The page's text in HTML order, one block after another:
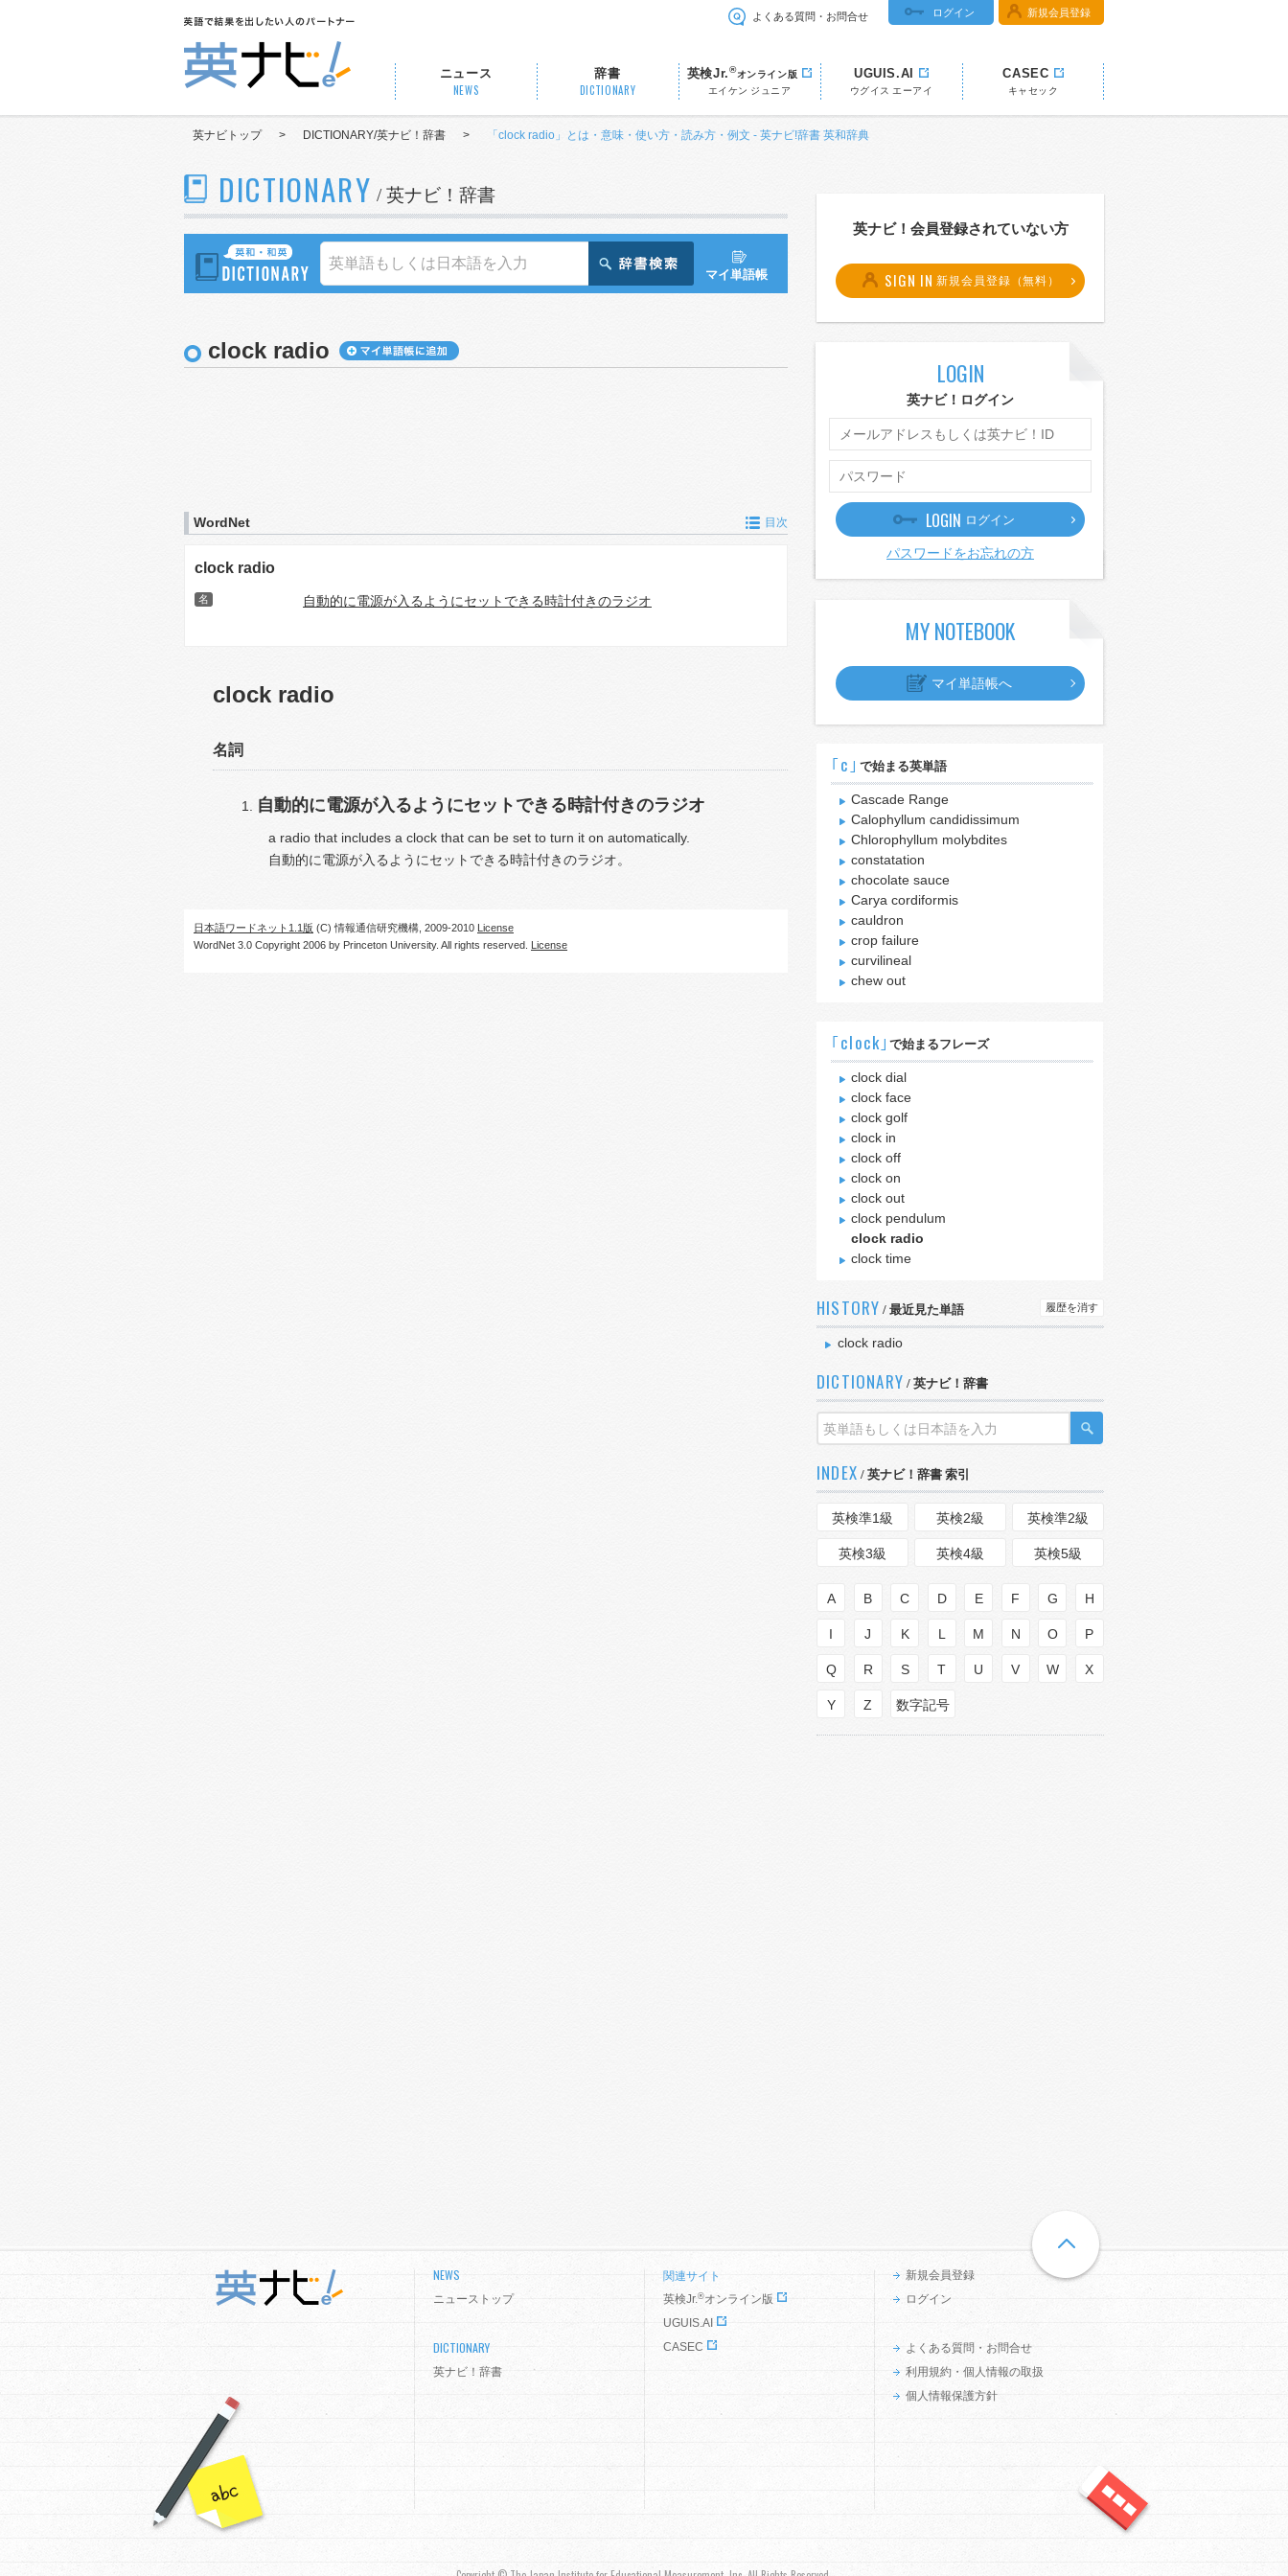
よくある質問・お問合せ ログイン 新規会員登録
ニュース
NEWS
辞書
DICTIONARY
英検Jr.®オンライン版
エイケン ジュニア
UGUIS.AI
ウグイス エーアイ
CASEC
キャセック
英ナビトップ > DICTIONARY/英ナビ！辞書 > 「clock radio」とは・意味・使い方・読み方・例文 - 英ナビ!辞書 英和辞典
DICTIONARY / 英ナビ！辞書
マイ単語帳
clock radio
WordNet 目次
clock radio
名 自動的に電源が入るようにセットできる時計付きのラジオ
clock radio
名詞
自動的に電源が入るようにセットできる時計付きのラジオ
a radio that includes a clock that can be set to turn it on automatically.
自動的に電源が入るようにセットできる時計付きのラジオ。
日本語ワードネット1.1版 (C) 情報通信研究機構, 2009-2010 License
WordNet 3.0 Copyright 2006 by Princeton University. All rights reserved. License
英ナビ！会員登録されていない方
SIGN IN 新規会員登録（無料）
LOGIN
英ナビ！ログイン
LOGIN ログイン
パスワードをお忘れの方
MY NOTEBOOK
マイ単語帳へ
｢c｣ で始まる英単語
Cascade Range
Calophyllum candidissimum
Chlorophyllum molybdites
constatation
chocolate sauce
Carya cordiformis
cauldron
crop failure
curvilineal
chew out
｢clock｣で始まるフレーズ
clock dial
clock face
clock golf
clock in
clock off
clock on
clock out
clock pendulum
clock radio
clock time
HISTORY / 最近見た単語 履歴を消す
clock radio
DICTIONARY / 英ナビ！辞書
INDEX / 英ナビ！辞書 索引
英検準1級 英検2級 英検準2級
英検3級 英検4級 英検5級
A B C D E F G H
I J K L M N O P
Q R S T U V W X
Y Z 数字記号
NEWS
ニューストップ
DICTIONARY
英ナビ！辞書
関連サイト
英検Jr.®オンライン版
UGUIS.AI
CASEC
新規会員登録
ログイン
よくある質問・お問合せ
利用規約・個人情報の取扱
個人情報保護方針